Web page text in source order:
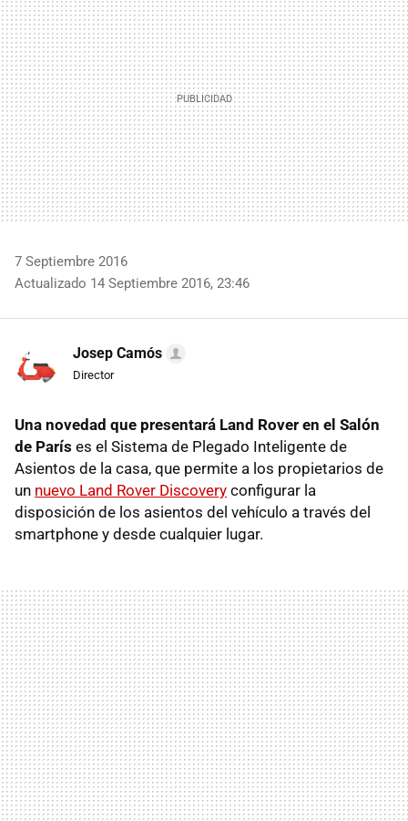
7 Septiembre 2016
Actualizado 14 Septiembre 2016, 23:46
Josep Camós
Director
Una novedad que presentará Land Rover en el Salón
de París es el Sistema de Plegado Inteligente de
Asientos de la casa, que permite a los propietarios de
un nuevo Land Rover Discovery configurar la
disposición de los asientos del vehículo a través del
smartphone y desde cualquier lugar.